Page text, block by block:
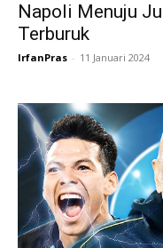
Napoli Menuju
Terburuk
IrfanPras - 11 Januari 2024